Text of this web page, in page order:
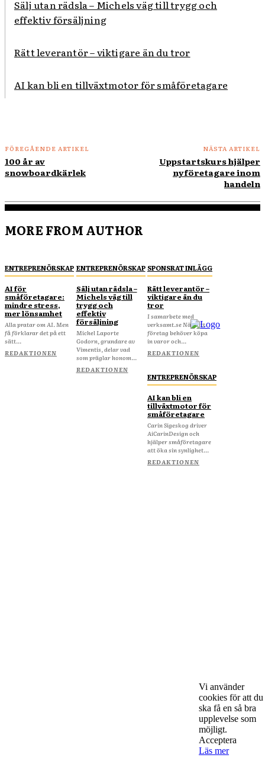
Sälj utan rädsla – Michels väg till trygg och
effektiv försäljning
Rätt leverantör – viktigare än du tror
AI kan bli en tillväxtmotor för småföretagare
FÖREGÅENDE ARTIKEL
100 år av
snowboardkärlek
NÄSTA ARTIKEL
Uppstartskurs hjälper
nyföretagare inom
handeln
MORE FROM AUTHOR
ENTREPRENÖRSKAP
AI för
småföretagare:
mindre stress,
mer lönsamhet
Alla pratar om AI. Men
få förklarar det på ett
sätt...
REDAKTIONEN
ENTREPRENÖRSKAP
Sälj utan rädsla –
Michels väg till
trygg och
effektiv
försäljning
Michel Laporte
Godorn, grundare av
Vimentis, delar vad
som präglar honom...
REDAKTIONEN
SPONSRAT INLÄGG
Rätt leverantör –
viktigare än du
tror
I samarbete med
verksamt.se När ditt
företag behöver köpa
in varor och...
REDAKTIONEN
ENTREPRENÖRSKAP
AI kan bli en
tillväxtmotor för
småföretagare
Carin Sigeskog driver
AiCarinDesign och
hjälper småföretagare
att öka sin synlighet...
REDAKTIONEN
Starta & Driva Företag är ett magasin som riktar sig till alla
nystartade företagare i hela landet. Vi intervjuar några av
Sveriges hetaste entreprenörer, kända såväl someeeee
okända, och skriver om ämnen som intresserar och
Vi använder
cookies för att du
ska få en så bra
upplevelse som
möjligt.
Acceptera
Läs mer